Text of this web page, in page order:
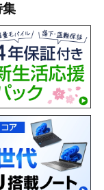
集